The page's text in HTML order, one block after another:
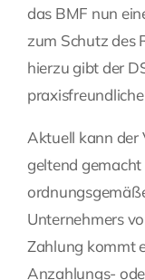
das BMF nun
zum Schutz des
hierzu gibt der
Aktuell kann der
geltend
Unternehmers
Zahlung kommt
Anzahlungs-